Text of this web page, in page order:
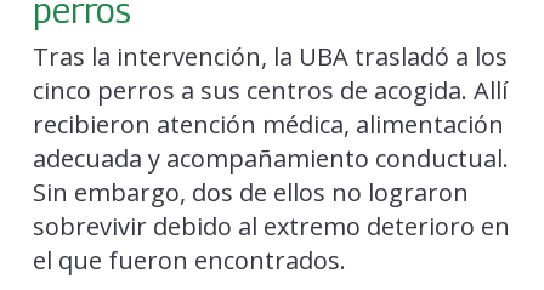
perros
Tras la intervención, la UBA trasladó a los
cinco perros a sus centros de acogida. Allí
recibieron atención médica, alimentación
adecuada y acompañamiento conductual.
Sin embargo, dos de ellos no lograron
sobrevivir debido al extremo deterioro en
el que fueron encontrados.